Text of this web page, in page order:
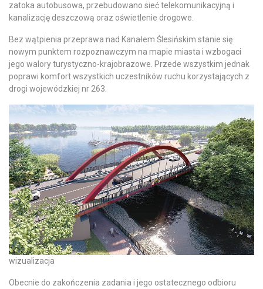
zatoka autobusowa, przebudowano sieć telekomunikacyjną i
kanalizację deszczową oraz oświetlenie drogowe.
Bez wątpienia przeprawa nad Kanałem Ślesińskim stanie się
nowym punktem rozpoznawczym na mapie miasta i wzbogaci
jego walory turystyczno-krajobrazowe. Przede wszystkim jednak
poprawi komfort wszystkich uczestników ruchu korzystających z
drogi wojewódzkiej nr 263.
wizualizacja
Obecnie do zakończenia zadania i jego ostatecznego odbioru